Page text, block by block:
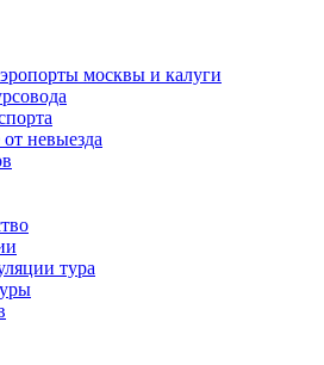
москвы и калуги
невыезда
тура